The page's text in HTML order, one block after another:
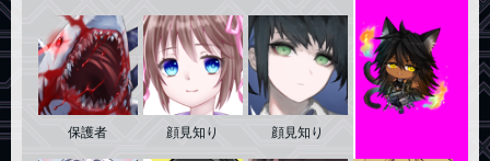
保護者 顔見知り 顔見知り